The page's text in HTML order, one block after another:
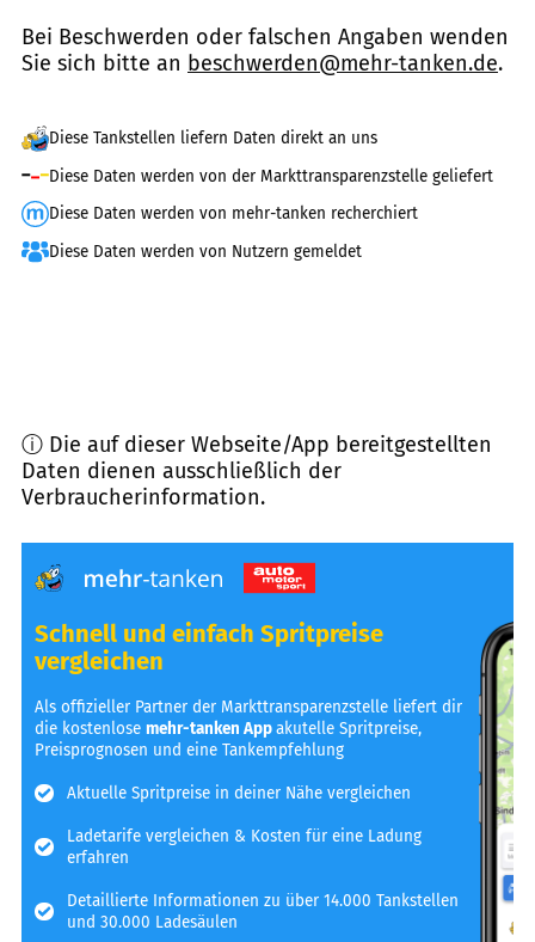
Bei Beschwerden oder falschen Angaben wenden
Sie sich bitte an beschwerden@mehr-tanken.de.
Diese Tankstellen liefern Daten direkt an uns
Diese Daten werden von der Markttransparenzstelle geliefert
Diese Daten werden von mehr-tanken recherchiert
Diese Daten werden von Nutzern gemeldet
ⓘ Die auf dieser Webseite/App bereitgestellten
Daten dienen ausschließlich der
Verbraucherinformation.
Schnell und einfach Spritpreise
vergleichen
Als offizieller Partner der Markttransparenzstelle liefert dir
die kostenlosemehr-tanken Appakutelle Spritpreise,
Preisprognosen und eine Tankempfehlung
Aktuelle Spritpreise in deiner Nähe vergleichen
Ladetarife vergleichen & Kosten für eine Ladung
erfahren
Detaillierte Informationen zu über 14.000 Tankstellen
und 30.000 Ladesäulen